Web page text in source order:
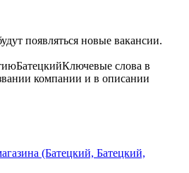
появляться новые вакансии.
БатецкийКлючевые слова в
компании и в описании
(Батецкий, Батецкий,